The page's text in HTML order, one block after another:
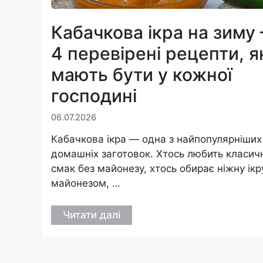
Кабачкова ікра на
4 перевірені рецепти,
мають бути у кожної
господині
06.07.2026
Кабачкова ікра — одна з найпопулярніших
домашніх заготовок. Хтось любить
смак без майонезу, хтось обирає ніжну
майонезом, …
Читати далі